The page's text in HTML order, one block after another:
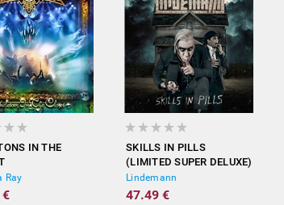
IN THE
Ray
SKILLS IN PILLS
(LIMITED SUPER DELUXE)
Lindemann
47.49 €